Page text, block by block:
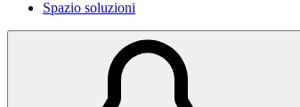
Spazio soluzioni